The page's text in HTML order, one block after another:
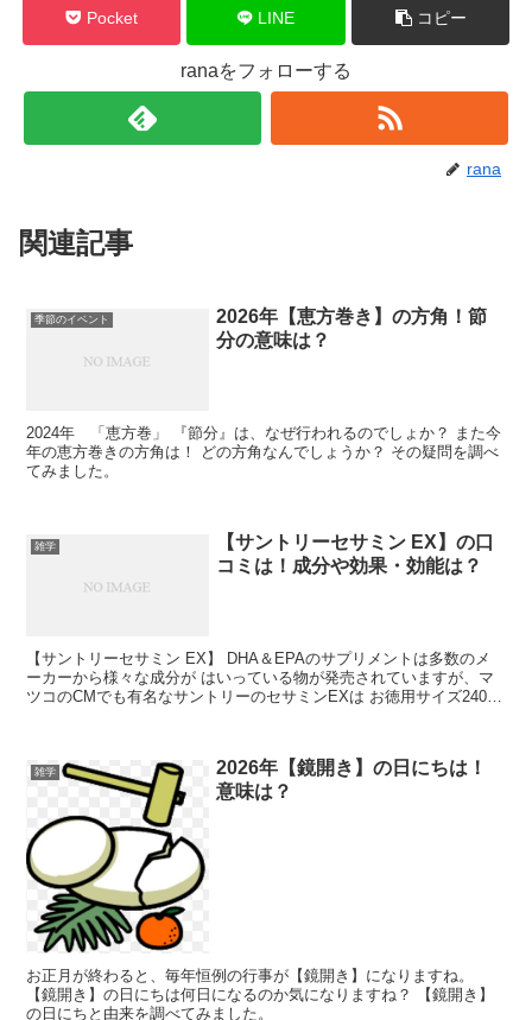
Pocket LINE コピー
ranaをフォローする
rana
関連記事
季節のイベント
2026年【恵方巻き】の方角！節
分の意味は？
2024年 「恵方巻」 『節分』は、なぜ行われるのでしょか？ また今
年の恵方巻きの方角は！ どの方角なんでしょうか？ その疑問を調べ
てみました。
雑学
【サントリーセサミン EX】の口
コミは！成分や効果・効能は？
【サントリーセサミン EX】 DHA＆EPAのサプリメントは多数のメ
ーカーから様々な成分が はいっている物が発売されていますが、マ
ツコのCMでも有名なサントリーのセサミンEXは お徳用サイズ240
雑学
2026年【鏡開き】の日にちは！
意味は？
お正月が終わると、毎年恒例の行事が【鏡開き】になりますね。
【鏡開き】の日にちは何日になるのか気になりますね？ 【鏡開き】
の日にちと由来を調べてみました。